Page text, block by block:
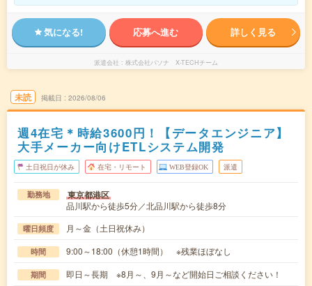
気になる! 応募へ進む 詳しく見る
派遣会社 株式会社パソナ X-TECHチーム
未読 掲載日 2026/08/06
週4在宅＊時給3600円！【データエンジニア】
大手メーカー向けETLシステム開発
土日祝日が休み 在宅・リモート WEB登録OK 派遣
勤務地 東京都港区
品川駅から徒歩5分／北品川駅から徒歩8分
曜日頻度 月～金（土日祝休み）
時間 9:00～18:00（休憩1時間） ※残業ほぼなし
期間 即日～長期 ※8月～、9月～など開始日ご相談ください！